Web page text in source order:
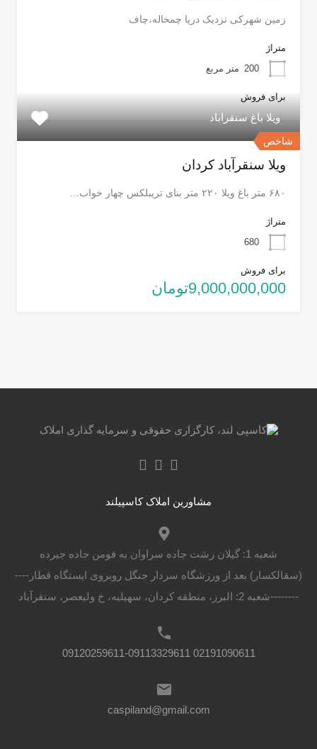
زمین شهرکی نزدیک دریا چمخاله،چاف
متراژ
200 متر مربع
برای فروش
شاخص
ویلا باغ سنقراباد
ویلا سنقرآباد کردان
۶۸۰ متر باغ ویلا ۲۲۰ متر بنای تریبلکس چهار خواب…
متراژ
680
برای فروش
9,000,000,000تومان
مشاورین املاک کاسپیلند
شعبه 1: گیلان رشت جاده سراوان به فومن جاده جیرده
(سقالکسار) بعد از ورزشگاه سردار جنگل روبروی ایستگاه قطار----
--------شعبه 2: البرز، منطقه کردان، سهیلیه، خ ولیعصر، سنقرآباد
02191090611 09120259611-09113329611
caspiland@gmail.com